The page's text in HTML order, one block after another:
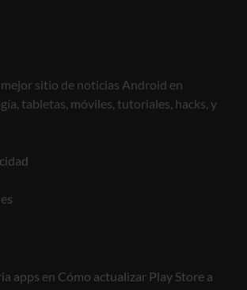
sitio de noticias Android en
tabletas, móviles, tutoriales, hacks, y
apps en Cómo actualizar Play Store a